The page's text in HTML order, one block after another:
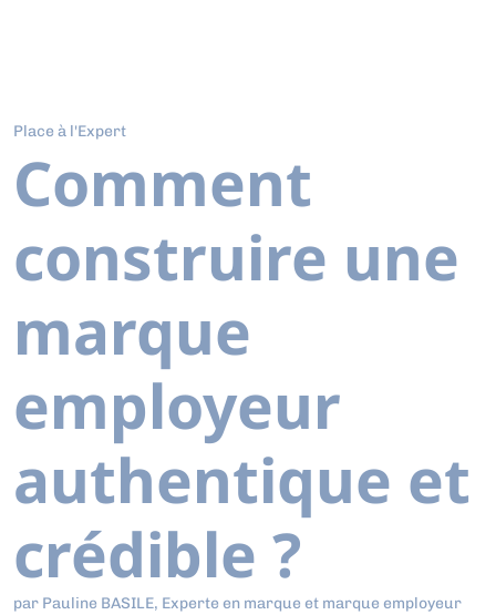
Place à l'Expert
Comment
construire une
marque
employeur
authentique et
crédible ?
par Pauline BASILE, Experte en marque et marque employeur